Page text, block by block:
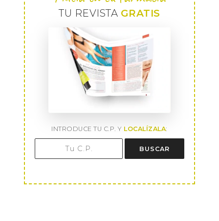
TU REVISTA GRATIS
INTRODUCE TU C.P. Y LOCALÍZALA:
BUSCAR